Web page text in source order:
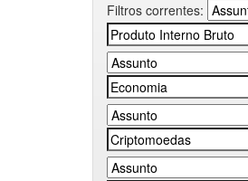
Filtros correntes: